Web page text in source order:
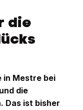
die
in Mestre bei
die
Das ist bisher